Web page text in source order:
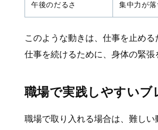
午後のだるさ 集中力が
このような動きは、仕事を止め
仕事を続けるために、身体の緊
職場で実践しやすい
職場で取り入れる場合は、難し